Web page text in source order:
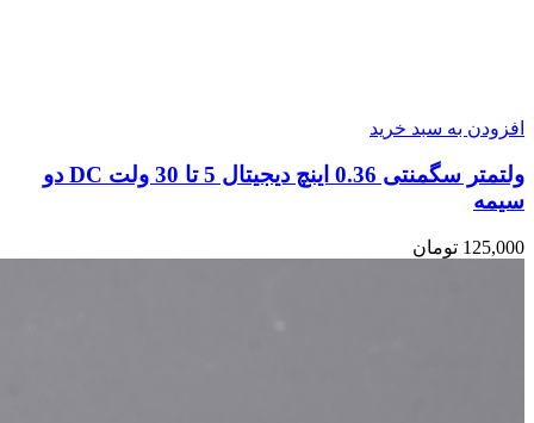
افزودن به سبد خرید
ولتمتر سگمنتی 0.36 اینچ دیجیتال 5 تا 30 ولت DC دو
سیمه
125,000 تومان